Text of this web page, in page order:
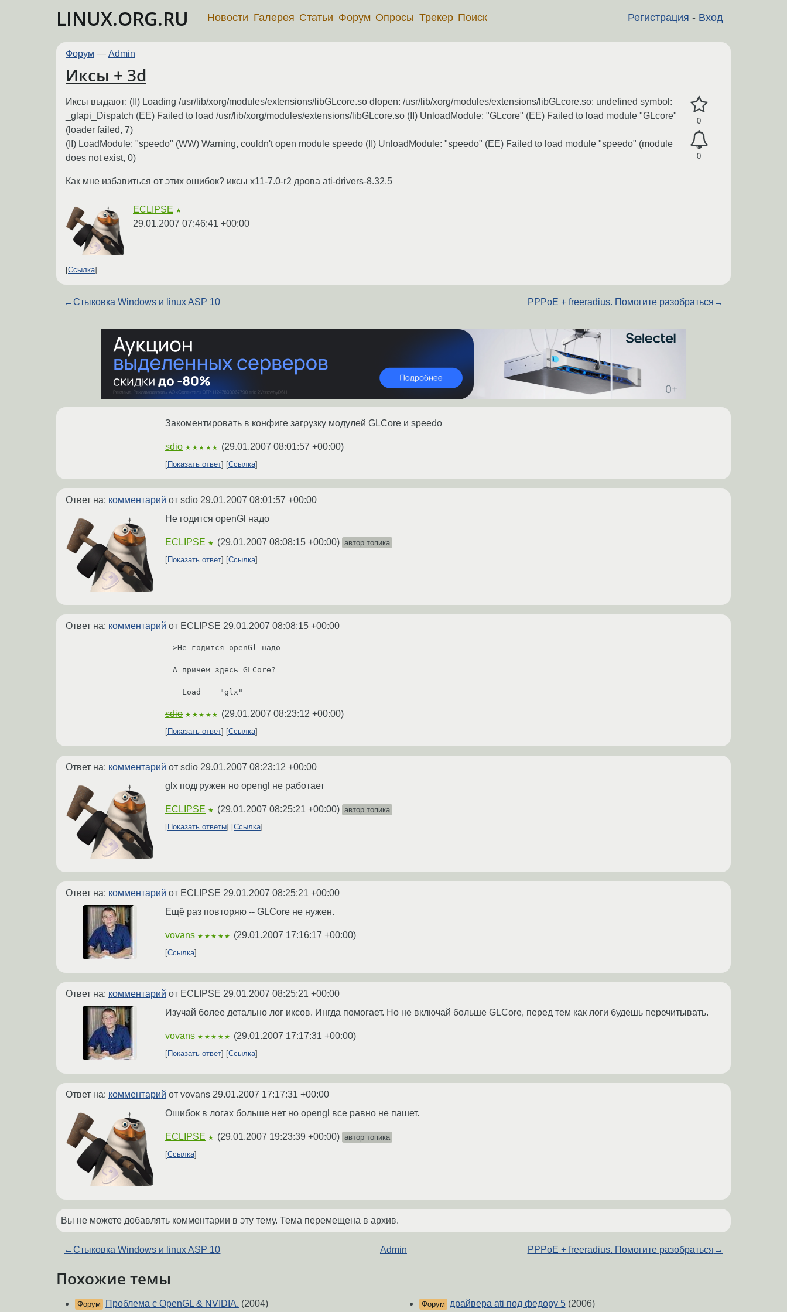
LINUX.ORG.RU Регистрация - Вход
Новости Галерея Статьи Форум Опросы Трекер Поиск
Форум — Admin
Иксы + 3d
0
0
Иксы выдают: (II) Loading /usr/lib/xorg/modules/extensions/libGLcore.so dlopen: /usr/lib/xorg/modules/extensions/libGLcore.so: undefined symbol:
_glapi_Dispatch (EE) Failed to load /usr/lib/xorg/modules/extensions/libGLcore.so (II) UnloadModule: "GLcore" (EE) Failed to load module "GLcore"
(loader failed, 7)
(II) LoadModule: "speedo" (WW) Warning, couldn't open module speedo (II) UnloadModule: "speedo" (EE) Failed to load module "speedo" (module
does not exist, 0)
Как мне избавиться от этих ошибок? иксы x11-7.0-r2 дрова ati-drivers-8.32.5
ECLIPSE ★
29.01.2007 07:46:41 +00:00
Ссылка
←Стыковка Windows и linux ASP 10 PPPoE + freeradius. Помогите разобраться →
Закоментировать в конфиге загрузку модулей GLCore и speedo
sdio ★★★★★ (29.01.2007 08:01:57 +00:00)
Показать ответ Ссылка
Ответ на: комментарий от sdio 29.01.2007 08:01:57 +00:00
Не годится openGl надо
ECLIPSE ★ (29.01.2007 08:08:15 +00:00) автор топика
Показать ответ
Ссылка
Ответ на: комментарий от ECLIPSE 29.01.2007 08:08:15 +00:00
>Не годится openGl надо
А причем здесь GLCore?
sdio ★★★★★ (29.01.2007 08:23:12 +00:00)
Показать ответ Ссылка
Ответ на: комментарий от sdio 29.01.2007 08:23:12 +00:00
glx подгружен но opengl не работает
ECLIPSE ★ (29.01.2007 08:25:21 +00:00) автор топика
Показать ответы
Ссылка
Ответ на: комментарий от ECLIPSE 29.01.2007 08:25:21 +00:00
Ещё раз повторяю -- GLCore не нужен.
vovans ★★★★★ (29.01.2007 17:16:17 +00:00)
Ссылка
Ответ на: комментарий от ECLIPSE 29.01.2007 08:25:21 +00:00
Изучай более детально лог иксов. Ингда помогает. Но не включай больше GLCore, перед тем как логи будешь перечитывать.
vovans ★★★★★ (29.01.2007 17:17:31 +00:00)
Показать ответ Ссылка
Ответ на: комментарий от vovans 29.01.2007 17:17:31 +00:00
Ошибок в логах больше нет но opengl все равно не пашет.
ECLIPSE ★ (29.01.2007 19:23:39 +00:00) автор топика
Ссылка
Вы не можете добавлять комментарии в эту тему. Тема перемещена в архив.
←Стыковка Windows и linux ASP 10 Admin PPPoE + freeradius. Помогите разобраться →
Похожие темы
Форум Проблема с OpenGL & NVIDIA. (2004) Форум драйвера ati под федору 5(2006)